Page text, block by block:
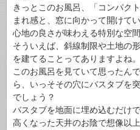
きっとこのお風呂、「コンパク
まれ感と、窓に向かって開けて
心地の良さが味わえる特別な空
そういえば、斜線制限や土地の
を建てることってありますよね。
このお風呂を見ていて思ったん
ら、いっそその穴にバスタブを
でしょう？
バスタブを地面に埋め込むだけ
高くなった天井のお陰で想像以